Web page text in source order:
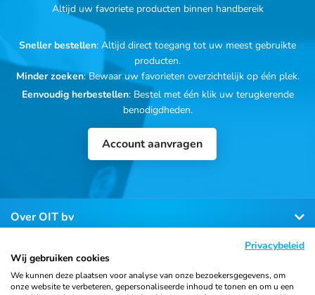
Altijd uw favoriete producten binnen handbereik
Sneller bestellen: Altijd direct toegang tot uw meest gebruikte
producten.
Minder zoeken: Bewaar uw favorieten overzichtelijk op één plek.
Eenvoudig herbestellen: Bestel met één klik uw terugkerende
benodigdheden.
Account aanvragen
Over OIT bv
Klantenservice
Privacybeleid
Wij gebruiken cookies
We kunnen deze plaatsen voor analyse van onze bezoekersgegevens, om
onze website te verbeteren, gepersonaliseerde inhoud te tonen en om u een